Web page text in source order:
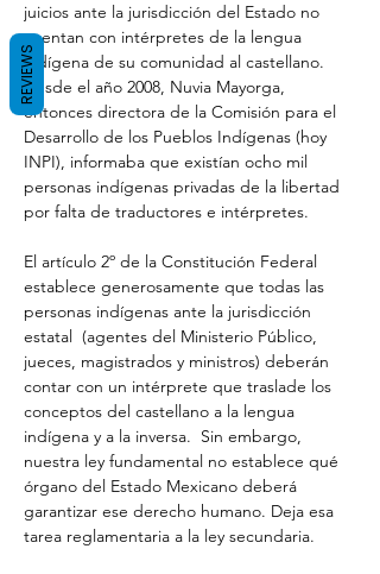
juicios ante la jurisdicción del Estado no
cuentan con intérpretes de la lengua
indígena de su comunidad al castellano.
Desde el año 2008, Nuvia Mayorga,
entonces directora de la Comisión para el
Desarrollo de los Pueblos Indígenas (hoy
INPI), informaba que existían ocho mil
personas indígenas privadas de la libertad
por falta de traductores e intérpretes.
El artículo 2º de la Constitución Federal
establece generosamente que todas las
personas indígenas ante la jurisdicción
estatal  (agentes del Ministerio Público,
jueces, magistrados y ministros) deberán
contar con un intérprete que traslade los
conceptos del castellano a la lengua
indígena y a la inversa.  Sin embargo,
nuestra ley fundamental no establece qué
órgano del Estado Mexicano deberá
garantizar ese derecho humano. Deja esa
tarea reglamentaria a la ley secundaria.
REVIEWS